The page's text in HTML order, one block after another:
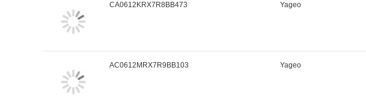
CA0612KRX7R8BB473 Yageo
AC0612MRX7R9BB103 Yageo